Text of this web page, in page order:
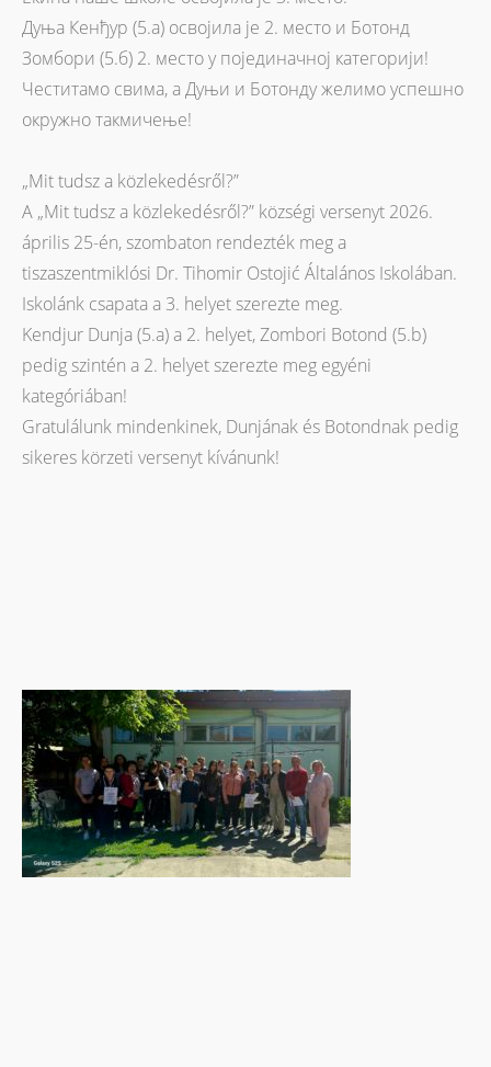
Дуња Кенђур (5.а) освојила је 2. место и Ботонд
Зомбори (5.б) 2. место у појединачној категорији!
Честитамо свима, а Дуњи и Ботонду желимо успешно
окружно такмичење!
„Mit tudsz a közlekedésről?”
A „Mit tudsz a közlekedésről?” községi versenyt 2026.
április 25-én, szombaton rendezték meg a
tiszaszentmiklósi Dr. Tihomir Ostojić Általános Iskolában.
Iskolánk csapata a 3. helyet szerezte meg.
Kendjur Dunja (5.a) a 2. helyet, Zombori Botond (5.b)
pedig szintén a 2. helyet szerezte meg egyéni
kategóriában!
Gratulálunk mindenkinek, Dunjának és Botondnak pedig
sikeres körzeti versenyt kívánunk!